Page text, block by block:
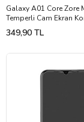
Galaxy A01 Core Zore
Temperli Cam Ekran
349,90 TL